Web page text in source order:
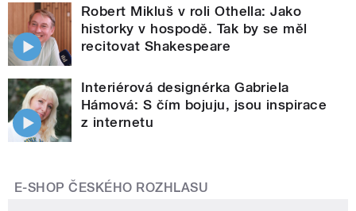
Robert Mikluš v roli Othella: Jako
historky v hospodě. Tak by se měl
recitovat Shakespeare
Interiérová designérka Gabriela
Hámová: S čím bojuju, jsou inspirace
z internetu
E-SHOP ČESKÉHO ROZHLASU